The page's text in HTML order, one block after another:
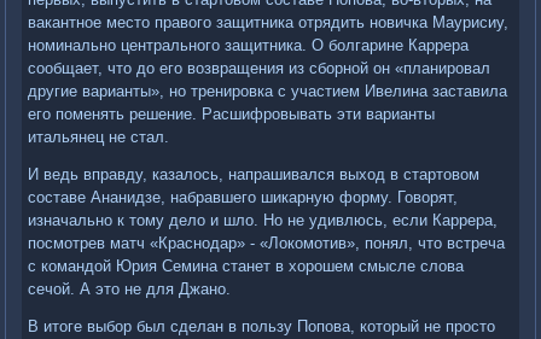
вакантное место правого защитника отрядить новичка Маурисиу,
номинально центрального защитника. О болгарине Каррера
сообщает, что до его возвращения из сборной он «планировал
другие варианты», но тренировка с участием Ивелина заставила
его поменять решение. Расшифровывать эти варианты
итальянец не стал.
И ведь вправду, казалось, напрашивался выход в стартовом
составе Ананидзе, набравшего шикарную форму. Говорят,
изначально к тому дело и шло. Но не удивлюсь, если Каррера,
посмотрев матч «Краснодар» - «Локомотив», понял, что встреча
с командой Юрия Семина станет в хорошем смысле слова
сечой. А это не для Джано.
В итоге выбор был сделан в пользу Попова, который не просто